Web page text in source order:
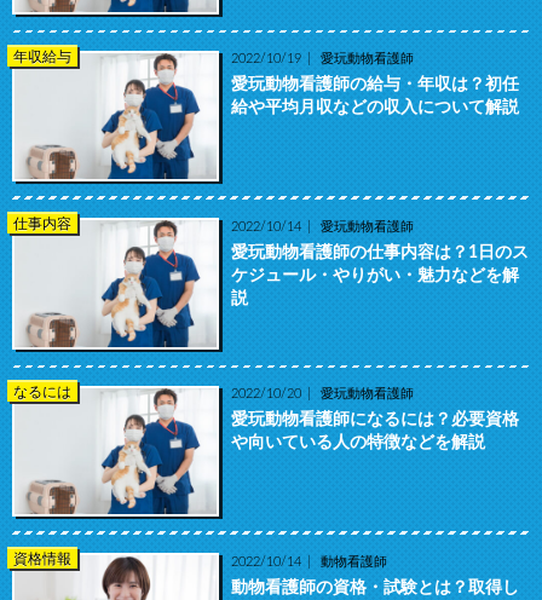
年収給与 2022/10/19 愛玩動物看護師
愛玩動物看護師の給与・年収は？初任
給や平均月収などの収入について解説
仕事内容 2022/10/14 愛玩動物看護師
愛玩動物看護師の仕事内容は？1日のス
ケジュール・やりがい・魅力などを解
説
なるには 2022/10/20 愛玩動物看護師
愛玩動物看護師になるには？必要資格
や向いている人の特徴などを解説
資格情報 2022/10/14 動物看護師
動物看護師の資格・試験とは？取得し